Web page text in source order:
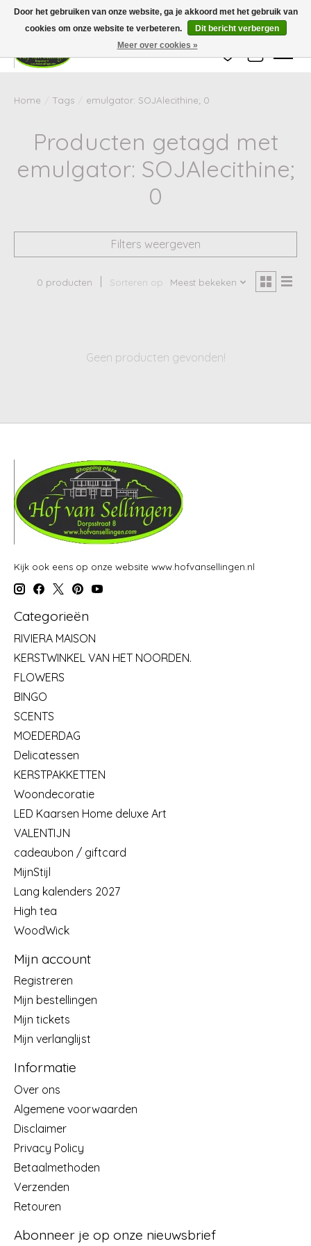
Wij zijn gesloten van 24 december tot en met 25 januari. Houd er rekening mee
dat de levertijd van uw bestelling in deze periode langer kan zijn dan
gebruikelijk.
Verlanglijst
Home Tags emulgator: SOJAlecithine; 0
Producten getagd met
emulgator: SOJAlecithine;
0
Filters weergeven
0 producten Sorteren op Meest bekeken
Geen producten gevonden!
Kijk ook eens op onze website www.hofvansellingen.nl
Categorieën
RIVIERA MAISON
KERSTWINKEL VAN HET NOORDEN.
FLOWERS
BINGO
SCENTS
MOEDERDAG
Delicatessen
KERSTPAKKETTEN
Woondecoratie
LED Kaarsen Home deluxe Art
VALENTIJN
cadeaubon / giftcard
MijnStijl
Lang kalenders 2027
High tea
WoodWick
Mijn account
Registreren
Mijn bestellingen
Mijn tickets
Mijn verlanglijst
Informatie
Over ons
Algemene voorwaarden
Disclaimer
Privacy Policy
Betaalmethoden
Verzenden
Retouren
Abonneer je op onze nieuwsbrief
Door het gebruiken van onze website, ga je akkoord met het gebruik van
cookies om onze website te verbeteren.
Dit bericht verbergen
Meer over cookies »